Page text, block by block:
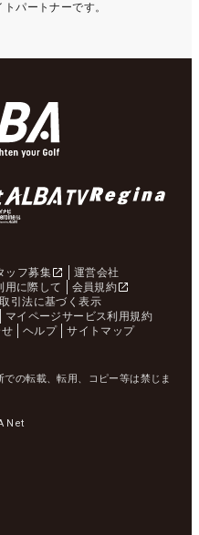
パートナーです。
ッフ募集
運営会社
用に際して
会員規約
引法に基づく表示
マイページサービス利用規約
ヘルプ サイトマップ
の転載、転用、コピー等は禁じま
Net